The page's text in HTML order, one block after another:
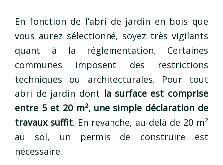
En fonction de l’abri de jardin en bois que
vous aurez sélectionné, soyez très vigilants
quant à la réglementation. Certaines
communes imposent des restrictions
techniques ou architecturales. Pour tout
abri de jardin dont la surface est comprise
entre 5 et 20 m², une simple déclaration de
travaux suffit. En revanche, au-delà de 20 m²
au sol, un permis de construire est
nécessaire.